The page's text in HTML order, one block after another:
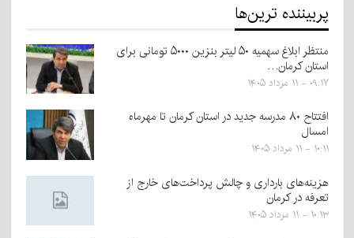
پربیننده‌ ترین‌ها
منتظر ابلاغ سهمیه ۵۰ لیتر بنزین ۵۰۰۰ تومانی برای
استان کرمان…
۰۹:۱۷ - ۱۱ مرداد ۱۴۰۵
افتتاح ۸۰ مدرسه جدید در استان کرمان تا مهرماه
امسال
۱۰:۱۱ - ۱۱ مرداد ۱۴۰۵
هزینه‌های بارداری و چالش پرداخت‌های خارج از
تعرفه در کرمان
۱۰:۱۳ - ۱۱ مرداد ۱۴۰۵